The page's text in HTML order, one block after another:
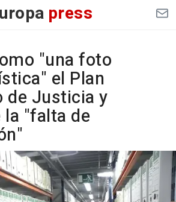
press
"una foto
el Plan
de Justicia y
"falta de